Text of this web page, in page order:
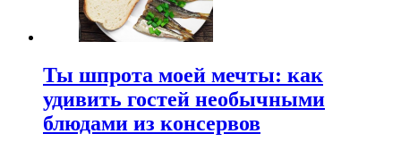
Ты шпрота моей мечты: как
удивить гостей необычными
блюдами из консервов